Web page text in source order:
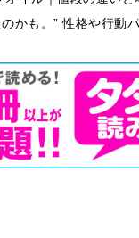
かも。” 性格や行動